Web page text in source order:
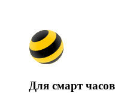
Для смарт часов